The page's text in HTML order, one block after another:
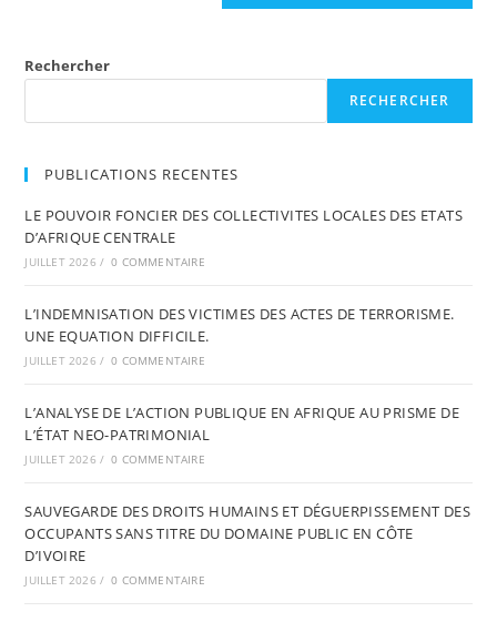
Rechercher
RECHERCHER
PUBLICATIONS RECENTES
LE POUVOIR FONCIER DES COLLECTIVITES LOCALES DES ETATS
D’AFRIQUE CENTRALE
JUILLET 2026 / 0 COMMENTAIRE
L’INDEMNISATION DES VICTIMES DES ACTES DE TERRORISME.
UNE EQUATION DIFFICILE.
JUILLET 2026 / 0 COMMENTAIRE
L’ANALYSE DE L’ACTION PUBLIQUE EN AFRIQUE AU PRISME DE
L’ÉTAT NEO-PATRIMONIAL
JUILLET 2026 / 0 COMMENTAIRE
SAUVEGARDE DES DROITS HUMAINS ET DÉGUERPISSEMENT DES
OCCUPANTS SANS TITRE DU DOMAINE PUBLIC EN CÔTE
D’IVOIRE
JUILLET 2026 / 0 COMMENTAIRE